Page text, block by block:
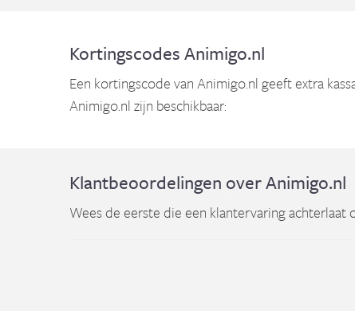
Kortingscodes Animigo.nl
Een kortingscode van Animigo.nl geeft extra
Animigo.nl zijn beschikbaar:
Klantbeoordelingen over Animigo.nl
Wees de eerste die een klantervaring achterlaat